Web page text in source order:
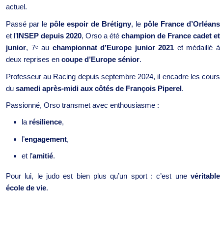
actuel.
Passé par le pôle espoir de Brétigny, le pôle France d’Orléans
et l’ INSEP depuis 2020, Orso a été champion de France cadet et
junior, 7ᵉau championnat d’Europe junior 2021 et médaillé à
deux reprises en coupe d’Europe sénior.
Professeur au Racing depuis septembre 2024, il encadre les cours
du samedi après-midi aux côtés de François Piperel .
Passionné, Orso transmet avec enthousiasme :
la résilience,
l’engagement,
et l’amitié.
Pour lui, le judo est bien plus qu’un sport : c’est une véritable
école de vie.